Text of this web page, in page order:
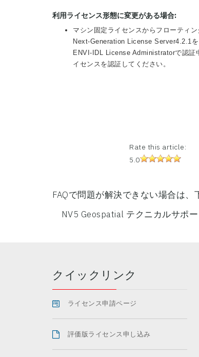
利用ライセンス形態に変更がある場合:
マシン固定ライセンスからフローティ
Next-Generation License Server4.2.1を
ENVI-IDL License Administratorで認証
イセンスを認証してください。
Rate this article:
5.0
FAQで問題が解決できない場合は、
NV5 Geospatial テクニカルサポー
クイックリンク
ライセンス申請ページ
評価版ライセンス申し込み